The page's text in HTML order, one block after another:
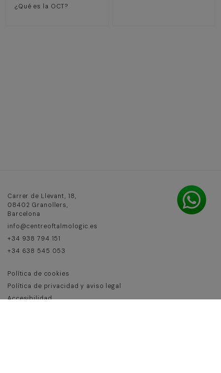
¿Qué es la OCT?
Carrer de Llevant, 18,
08402 Granollers,
Barcelona
info@centreoftalmologic.es
+34 938 794 151
+34 638 545 053
Política de cookies
Política de privacidad y aviso legal
Accesibilidad